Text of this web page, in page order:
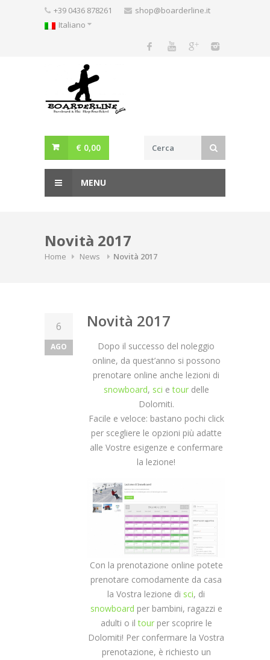
+39 0436 878261
shop@boarderline.it
Italiano
€ 0,00
MENU
Novità 2017
Home News Novità 2017
6
AGO
Novità 2017
Dopo il successo del noleggio
online, da quest’anno si possono
prenotare online anche lezioni di
snowboard, sci etourdelle
Dolomiti.
Facile e veloce: bastano pochi click
per scegliere le opzioni più adatte
alle Vostre esigenze e confermare
la lezione!
Con la prenotazione online potete
prenotare comodamente da casa
la Vostra lezione di sci, di
snowboard per bambini, ragazzi e
adulti o iltourper scoprire le
Dolomiti! Per confermare la Vostra
prenotazione, è richiesto un